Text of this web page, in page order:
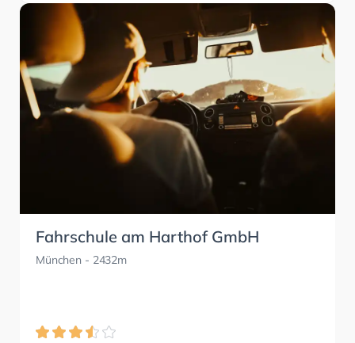
Fahrschule am Harthof GmbH
München - 2432m